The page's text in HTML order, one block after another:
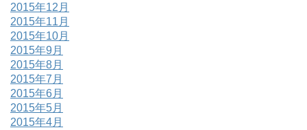
2015年12月
2015年11月
2015年10月
2015年9月
2015年8月
2015年7月
2015年6月
2015年5月
2015年4月